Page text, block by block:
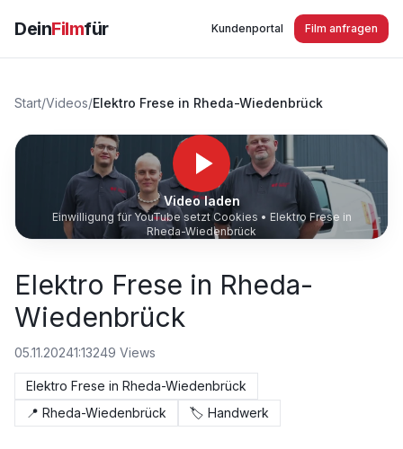
DeinFilmfür Kundenportal Film anfragen
Start/Videos/Elektro Frese in Rheda-Wiedenbrück
Video laden
Einwilligung für YouTube setzt Cookies • Elektro Frese in
Rheda-Wiedenbrück
Elektro Frese in Rheda-
Wiedenbrück
05.11.20241:13249 Views
Elektro Frese in Rheda-Wiedenbrück
📍 Rheda-Wiedenbrück 🏷️ Handwerk